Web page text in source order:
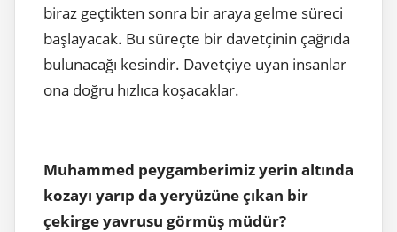
biraz geçtikten sonra bir araya gelme süreci
başlayacak. Bu süreçte bir davetçinin çağrıda
bulunacağı kesindir. Davetçiye uyan insanlar
ona doğru hızlıca koşacaklar.
Muhammed peygamberimiz yerin altında
kozayı yarıp da yeryüzüne çıkan bir
çekirge yavrusu görmüş müdür?